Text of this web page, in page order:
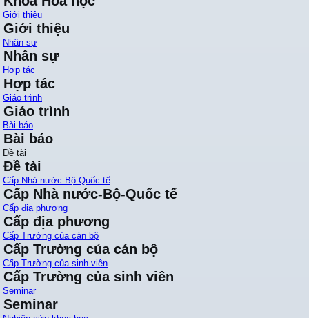
Giới thiệu
Giới thiệu
Nhân sự
Nhân sự
Hợp tác
Hợp tác
Giáo trình
Giáo trình
Bài báo
Bài báo
Đề tài
Đề tài
Cấp Nhà nước-Bộ-Quốc tế
Cấp Nhà nước-Bộ-Quốc tế
Cấp địa phương
Cấp địa phương
Cấp Trường của cán bộ
Cấp Trường của cán bộ
Cấp Trường của sinh viên
Cấp Trường của sinh viên
Seminar
Seminar